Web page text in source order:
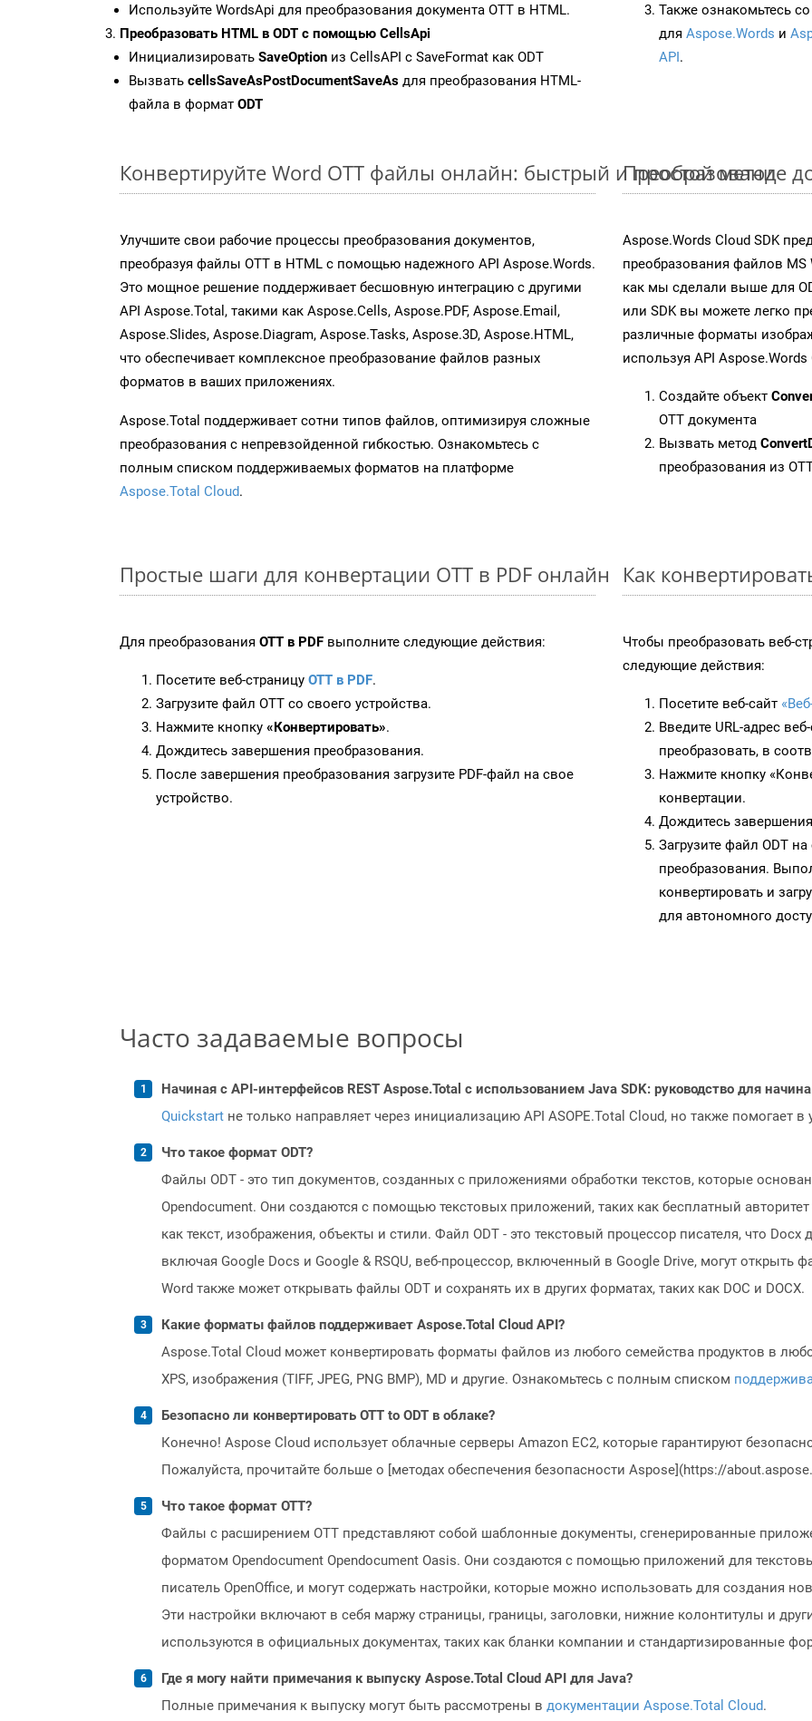
Используйте WordsApi для преобразования документа OTT в HTML.
Преобразовать HTML в ODT с помощью CellsApi
Инициализировать SaveOption из CellsAPI с SaveFormat как ODT
Вызвать cellsSaveAsPostDocumentSaveAs для преобразования HTML-
файла в формат ODT
Также ознакомьтесь
для Aspose.Words и
API.
Конвертируйте Word OTT файлы онлайн: быстрый и простой метод
Улучшите свои рабочие процессы преобразования документов,
преобразуя файлы OTT в HTML с помощью надежного API Aspose.Words.
Это мощное решение поддерживает бесшовную интеграцию с другими
API Aspose.Total, такими как Aspose.Cells, Aspose.PDF, Aspose.Email,
Aspose.Slides, Aspose.Diagram, Aspose.Tasks, Aspose.3D, Aspose.HTML,
что обеспечивает комплексное преобразование файлов разных
форматов в ваших приложениях.
Aspose.Total поддерживает сотни типов файлов, оптимизируя сложные
преобразования с непревзойденной гибкостью. Ознакомьтесь с
полным списком поддерживаемых форматов на платформе
Aspose.Total Cloud.
Преобразование
Aspose.Words Cloud SDK
преобразования файлов
как мы сделали выше для
или SDK вы можете легко
различные форматы
используя API Aspose.Words
Создайте объект
OTT документа
Вызвать метод
преобразования из
Простые шаги для конвертации OTT в PDF онлайн
Для преобразования OTT в PDF выполните следующие действия:
Посетите веб-страницу OTT в PDF.
Загрузите файл OTT со своего устройства.
Нажмите кнопку «Конвертировать».
Дождитесь завершения преобразования.
После завершения преобразования загрузите PDF-файл на свое
устройство.
Как
Чтобы преобразовать веб-
следующие действия:
Посетите веб-сайт
Введите URL-адрес
преобразовать, в
Нажмите кнопку
конвертации.
Дождитесь
Загрузите файл ODT
преобразования.
конвертировать и
для автономного
Часто задаваемые вопросы
Начиная с API-интерфейсов REST Aspose.Total с использованием Java SDK: руководство для
Quickstart не только направляет через инициализацию API ASOPE.Total Cloud, но также помогает
Что такое формат ODT?
Файлы ODT - это тип документов, созданных с приложениями обработки текстов, которые
Opendocument. Они создаются с помощью текстовых приложений, таких как бесплатный авторитет
как текст, изображения, объекты и стили. Файл ODT - это текстовый процессор писателя, что
включая Google Docs и Google & RSQU, веб-процессор, включенный в Google Drive, могут открыть
Word также может открывать файлы ODT и сохранять их в других форматах, таких как DOC и DOCX.
Какие форматы файлов поддерживает Aspose.Total Cloud API?
Aspose.Total Cloud может конвертировать форматы файлов из любого семейства продуктов в
XPS, изображения (TIFF, JPEG, PNG BMP), MD и другие. Ознакомьтесь с полным списком
Безопасно ли конвертировать OTT to ODT в облаке?
Конечно! Aspose Cloud использует облачные серверы Amazon EC2, которые гарантируют
Пожалуйста, прочитайте больше о [методах обеспечения безопасности Aspose](https://
Что такое формат OTT?
Файлы с расширением OTT представляют собой шаблонные документы, сгенерированные
форматом Opendocument Opendocument Oasis. Они создаются с помощью приложений для
писатель OpenOffice, и могут содержать настройки, которые можно использовать для создания
Эти настройки включают в себя маржу страницы, границы, заголовки, нижние колонтитулы и
используются в официальных документах, таких как бланки компании и стандартизированные
Где я могу найти примечания к выпуску Aspose.Total Cloud API для Java?
Полные примечания к выпуску могут быть рассмотрены в документации Aspose.Total Cloud.